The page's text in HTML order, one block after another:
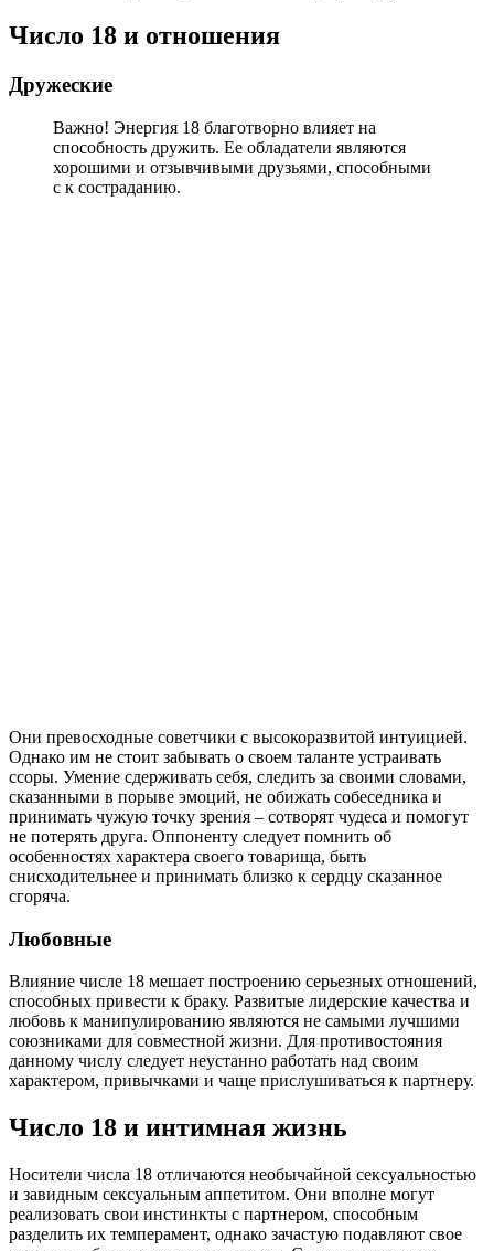
Число 18 и отношения
Дружеские
Важно! Энергия 18 благотворно влияет на
способность дружить. Ее обладатели являются
хорошими и отзывчивыми друзьями, способными
с к состраданию.
Они превосходные советчики с высокоразвитой интуицией.
Однако им не стоит забывать о своем таланте устраивать
ссоры. Умение сдерживать себя, следить за своими словами,
сказанными в порыве эмоций, не обижать собеседника и
принимать чужую точку зрения – сотворят чудеса и помогут
не потерять друга. Оппоненту следует помнить об
особенностях характера своего товарища, быть
снисходительнее и принимать близко к сердцу сказанное
сгоряча.
Любовные
Влияние числе 18 мешает построению серьезных отношений,
способных привести к браку. Развитые лидерские качества и
любовь к манипулированию являются не самыми лучшими
союзниками для совместной жизни. Для противостояния
данному числу следует неустанно работать над своим
характером, привычками и чаще прислушиваться к партнеру.
Число 18 и интимная жизнь
Носители числа 18 отличаются необычайной сексуальностью
и завидным сексуальным аппетитом. Они вполне могут
реализовать свои инстинкты с партнером, способным
разделить их темперамент, однако зачастую подавляют свое